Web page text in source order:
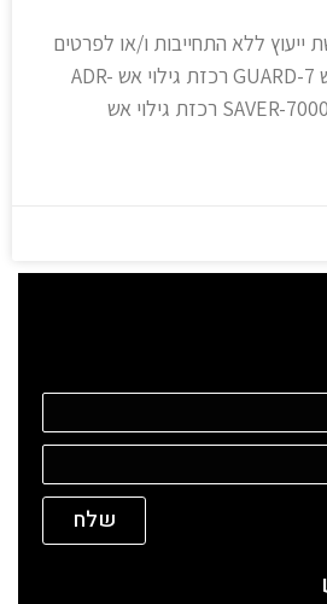
ייעוץ ללא התחייבות ו/או לפרטים
נוספים: רכזת גילוי אש GUARD-7 רכזת גילוי אש ADR-
שלח